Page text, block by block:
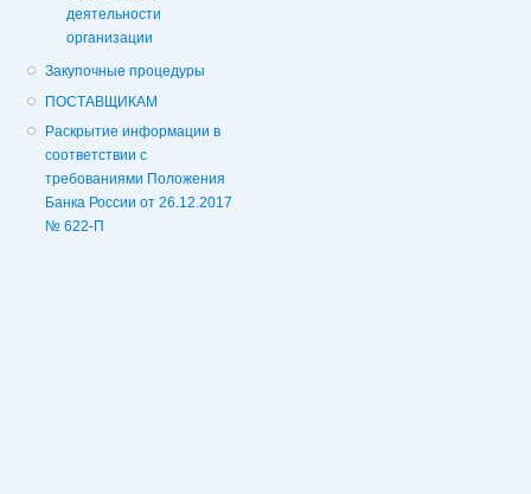
деятельности
организации
Закупочные процедуры
ПОСТАВЩИКАМ
Раскрытие информации в
соответствии с
требованиями Положения
Банка России от 26.12.2017
№ 622-П